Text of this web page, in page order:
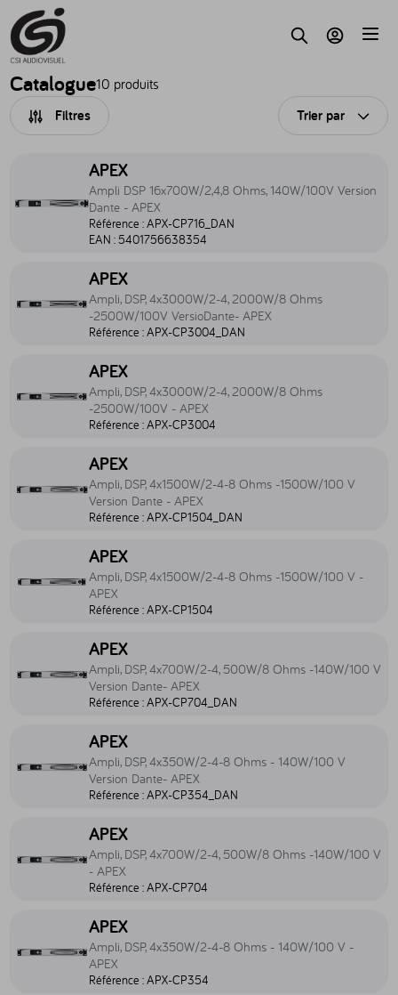
Accèder au contenu RechercheMon compte
Catalogue10 produits
Filtres Trier par
Accéder au produit Ampli DSP 16x700W/2,4,8 Ohms, 140W/100V
APEX
Ampli DSP 16x700W/2,4,8 Ohms, 140W/100V Version
Dante - APEX
Référence :APX-CP716_DAN
EAN :5401756638354
Accéder au produit Ampli, DSP, 4x3000W/2-4, 2000W/8 Ohms
APEX
Ampli, DSP, 4x3000W/2-4, 2000W/8 Ohms
-2500W/100V VersioDante- APEX
Référence :APX-CP3004_DAN
Accéder au produit Ampli, DSP, 4x3000W/2-4, 2000W/8 Ohms
APEX
Ampli, DSP, 4x3000W/2-4, 2000W/8 Ohms
-2500W/100V - APEX
Référence :APX-CP3004
Accéder au produit Ampli, DSP, 4x1500W/2-4-8 Ohms -1500W/
APEX
Ampli, DSP, 4x1500W/2-4-8 Ohms -1500W/100 V
Version Dante - APEX
Référence :APX-CP1504_DAN
Accéder au produit Ampli, DSP, 4x1500W/2-4-8 Ohms -1500W/
APEX
Ampli, DSP, 4x1500W/2-4-8 Ohms -1500W/100 V -
APEX
Référence :APX-CP1504
Accéder au produit Ampli, DSP, 4x700W/2-4, 500W/8 Ohms -
APEX
Ampli, DSP, 4x700W/2-4, 500W/8 Ohms -140W/100 V
Version Dante- APEX
Référence :APX-CP704_DAN
Accéder au produit Ampli, DSP, 4x350W/2-4-8 Ohms - 140W/100
APEX
Ampli, DSP, 4x350W/2-4-8 Ohms - 140W/100 V
Version Dante- APEX
Référence :APX-CP354_DAN
Accéder au produit Ampli, DSP, 4x700W/2-4, 500W/8 Ohms -
APEX
Ampli, DSP, 4x700W/2-4, 500W/8 Ohms -140W/100 V
- APEX
Référence :APX-CP704
Accéder au produit Ampli, DSP, 4x350W/2-4-8 Ohms - 140W/100
APEX
Ampli, DSP, 4x350W/2-4-8 Ohms - 140W/100 V -
APEX
Référence :APX-CP354